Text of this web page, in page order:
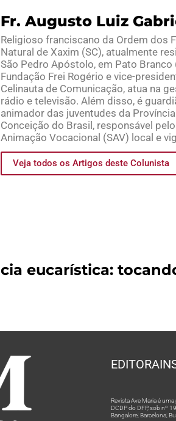
Fr. Augusto Luiz
Religioso franciscano da Ordem dos
Natural de Xaxim (SC), atualmente
São Pedro Apóstolo, em Pato Branco
Fundação Frei Rogério e vice-
Celinauta de Comunicação, atua na
rádio e televisão. Além disso, é
animador das juventudes da
Conceição do Brasil, responsável
Animação Vocacional (SAV) local e
Veja todos os Artigos deste Colunista
EDITORA
Revista Ave Maria é
DCDP do DFP, sob nº
Bangalore; Barcelona;